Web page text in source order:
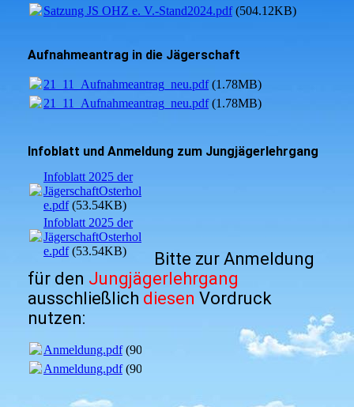
Satzung JS OHZ e. V.-Stand2024.pdf(504.12KB)
Aufnahmeantrag in die Jägerschaft
21_11_Aufnahmeantrag_neu.pdf(1.78MB)
21_11_Aufnahmeantrag_neu.pdf(1.78MB)
Infoblatt und Anmeldung zum Jungjägerlehrgang
Infoblatt 2025 der
JägerschaftOsterholz
e.pdf(53.54KB)
Infoblatt 2025 der
JägerschaftOsterholz
e.pdf(53.54KB)
Bitte zur Anmeldung
für den Jungjägerlehrgang
ausschließlich diesen Vordruck
nutzen:
Anmeldung.pdf(90.17KB)
Anmeldung.pdf(90.17KB)